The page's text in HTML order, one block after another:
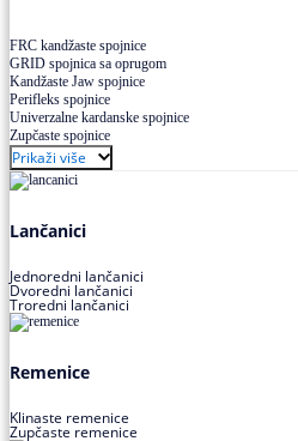
FRC kandžaste spojnice
GRID spojnica sa oprugom
Kandžaste Jaw spojnice
Perifleks spojnice
Univerzalne kardanske spojnice
Zupčaste spojnice
Prikaži više
Lančanici
Jednoredni lančanici
Dvoredni lančanici
Troredni lančanici
Remenice
Klinaste remenice
Zupčaste remenice